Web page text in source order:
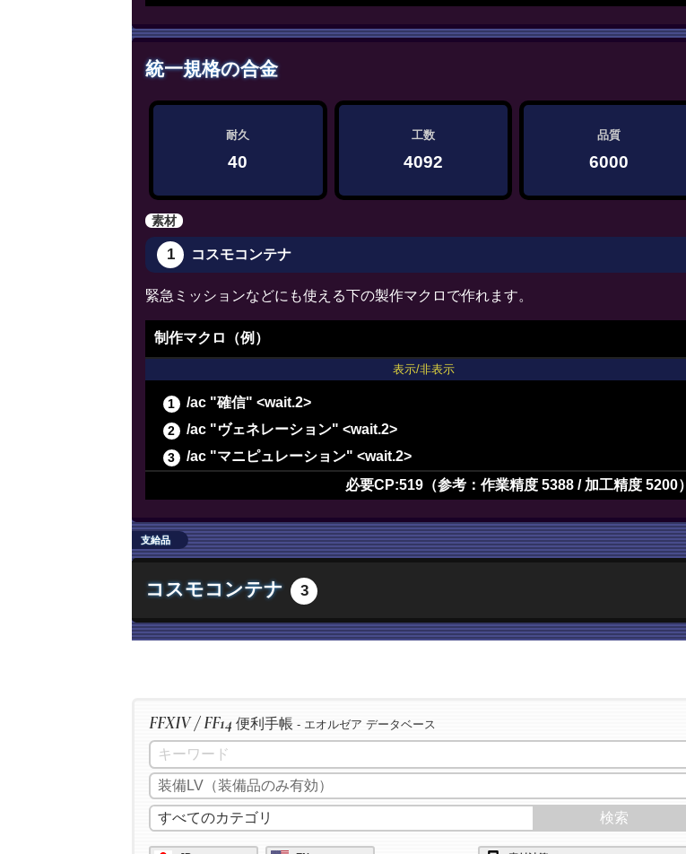
/ac "下地加工" <wait.3>
/ac "下地加工" <wait.3>
/ac "倹約" <wait.2>
/ac "下地作業" <wait.3>
/ac "下地作業" <wait.3>
統一規格の合金
耐久
40
工数
4092
品質
6000
素材
1 コスモコンテナ
緊急ミッションなどにも使える下の製作マクロで作れます。
制作マクロ（例）
表示/非表示
/ac "確信" <wait.2>
/ac "ヴェネレーション" <wait.2>
/ac "マニピュレーション" <wait.2>
/ac "下地作業" <wait.3>
/ac "イノベーション" <wait.2>
/ac "洗練加工" <wait.3>
/ac "加工" <wait.3>
/ac "洗練加工" <wait.3>
/ac "イノベーション" <wait.2>
/ac "匠の神業" <wait.3>
/ac "グレートストライド" <wait.2>
必要CP:519（参考：作業精度 5388 / 加工精度 5200）
支給品
コスモコンテナ 3
FFXIV / FF14 便利手帳 - エオルゼア データベース